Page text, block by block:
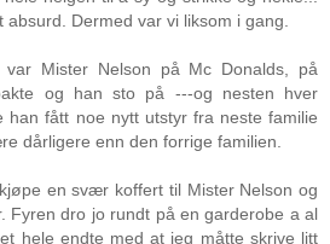
absurd. Dermed var vi liksom i gang.
var Mister Nelson på Mc Donalds, på
og han sto på ---og nesten hver
han fått noe nytt utstyr fra neste familie
dårligere enn den forrige familien.
en svær koffert til Mister Nelson og
Fyren dro jo rundt på en garderobe a al
hele endte med at jeg måtte skrive litt